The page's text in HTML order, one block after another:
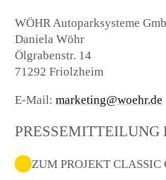
WÖHR Autoparksysteme
Daniela Wöhr
Ölgrabenstr. 14
71292 Friolzheim
E-Mail:marketing@woehr.de
ZUM PROJEKT CLASSIC